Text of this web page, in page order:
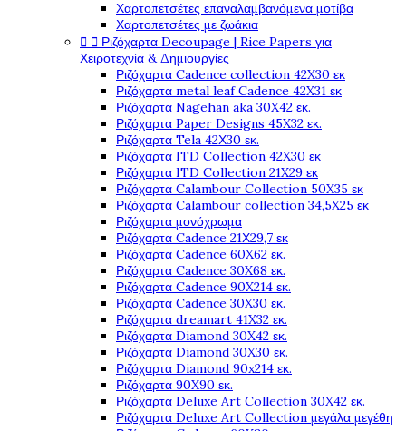
Χαρτοπετσέτες επαναλαμβανόμενα μοτίβα
Χαρτοπετσέτες με ζωάκια
  Ριζόχαρτα Decoupage | Rice Papers για
Χειροτεχνία & Δημιουργίες
Ριζόχαρτα Cadence collection 42X30 εκ
Ριζόχαρτα metal leaf Cadence 42X31 εκ
Ριζόχαρτα Nagehan aka 30X42 εκ.
Ριζόχαρτα Paper Designs 45X32 εκ.
Ριζόχαρτα Tela 42Χ30 εκ.
Ριζόχαρτα ITD Collection 42X30 εκ
Ριζόχαρτα ITD Collection 21X29 εκ
Ριζόχαρτα Calambour Collection 50X35 εκ
Ριζόχαρτα Calambour collection 34,5X25 εκ
Ριζόχαρτα μονόχρωμα
Ριζόχαρτα Cadence 21Χ29,7 εκ
Ριζόχαρτα Cadence 60X62 εκ.
Ριζόχαρτα Cadence 30X68 εκ.
Ριζόχαρτα Cadence 90X214 εκ.
Ριζόχαρτα Cadence 30X30 εκ.
Ριζόχαρτα dreamart 41X32 εκ.
Ριζόχαρτα Diamond 30X42 εκ.
Ριζόχαρτα Diamond 30X30 εκ.
Ριζόχαρτα Diamond 90x214 εκ.
Ριζόχαρτα 90X90 εκ.
Ριζόχαρτα Deluxe Art Collection 30X42 εκ.
Ριζόχαρτα Deluxe Art Collection μεγάλα μεγέθη